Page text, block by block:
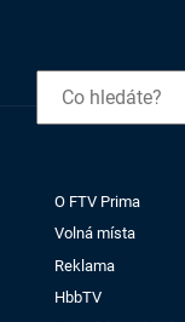
O FTV Prima
Volná místa
Reklama
HbbTV